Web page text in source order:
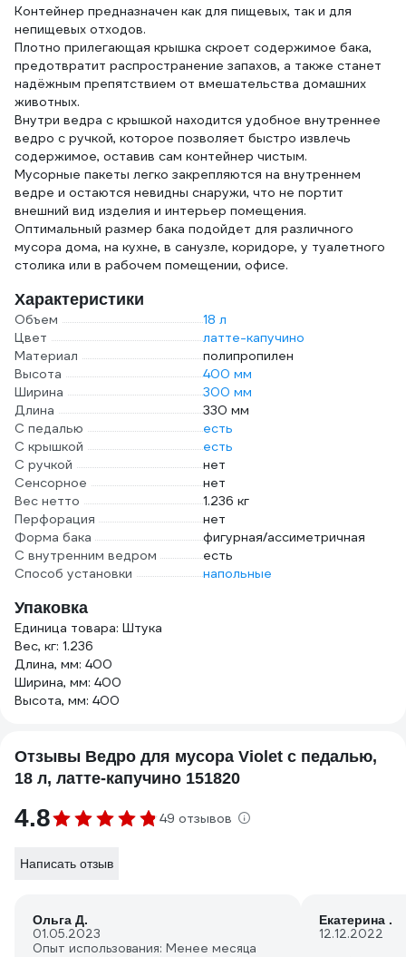
Контейнер предназначен как для пищевых, так и для
непищевых отходов.
Плотно прилегающая крышка скроет содержимое бака,
предотвратит распространение запахов, а также станет
надёжным препятствием от вмешательства домашних
животных.
Внутри ведра с крышкой находится удобное внутреннее
ведро с ручкой, которое позволяет быстро извлечь
содержимое, оставив сам контейнер чистым.
Мусорные пакеты легко закрепляются на внутреннем
ведре и остаются невидны снаружи, что не портит
внешний вид изделия и интерьер помещения.
Оптимальный размер бака подойдет для различного
мусора дома, на кухне, в санузле, коридоре, у туалетного
столика или в рабочем помещении, офисе.
Характеристики
Объем
18 л
Цвет
латте-капучино
Материал
полипропилен
Высота
400 мм
Ширина
300 мм
Длина
330 мм
С педалью
есть
С крышкой
есть
С ручкой
нет
Сенсорное
нет
Вес нетто
1.236 кг
Перфорация
нет
Форма бака
фигурная/ассиметричная
С внутренним ведром
есть
Способ установки
напольные
Упаковка
Единица товара: Штука
Вес, кг: 1.236
Длина, мм: 400
Ширина, мм: 400
Высота, мм: 400
Отзывы Ведро для мусора Violet с педалью,
18 л, латте-капучино 151820
4.8 49 отзывов
Написать отзыв
Ольга Д.
01.05.2023
Опыт использования: Менее месяца
Екатерина .
12.12.2022